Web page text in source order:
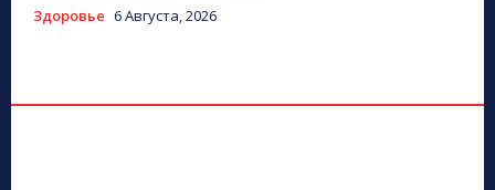
Здоровье 6 Августа, 2026